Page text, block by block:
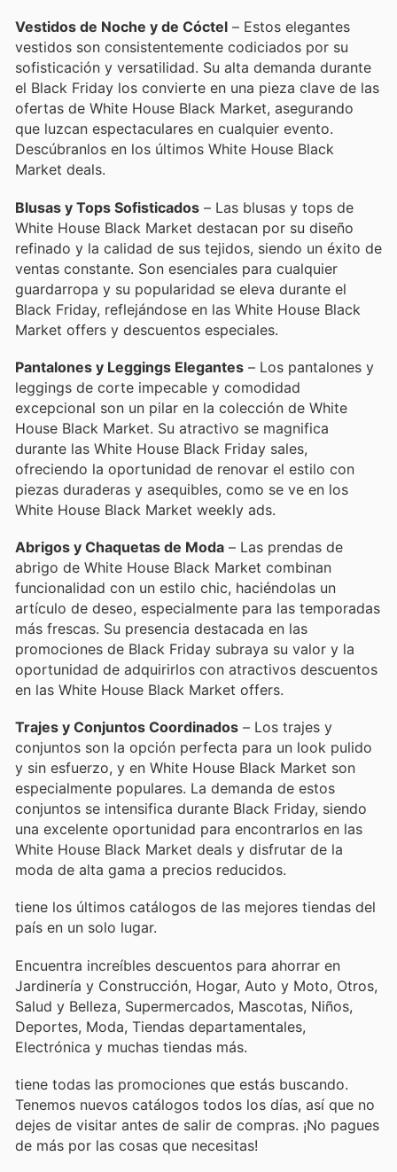
Vestidos de Noche y de Cóctel – Estos elegantes
vestidos son consistentemente codiciados por su
sofisticación y versatilidad. Su alta demanda durante
el Black Friday los convierte en una pieza clave de las
ofertas de White House Black Market, asegurando
que luzcan espectaculares en cualquier evento.
Descúbranlos en los últimos White House Black
Market deals.
Blusas y Tops Sofisticados – Las blusas y tops de
White House Black Market destacan por su diseño
refinado y la calidad de sus tejidos, siendo un éxito de
ventas constante. Son esenciales para cualquier
guardarropa y su popularidad se eleva durante el
Black Friday, reflejándose en las White House Black
Market offers y descuentos especiales.
Pantalones y Leggings Elegantes – Los pantalones y
leggings de corte impecable y comodidad
excepcional son un pilar en la colección de White
House Black Market. Su atractivo se magnifica
durante las White House Black Friday sales,
ofreciendo la oportunidad de renovar el estilo con
piezas duraderas y asequibles, como se ve en los
White House Black Market weekly ads.
Abrigos y Chaquetas de Moda – Las prendas de
abrigo de White House Black Market combinan
funcionalidad con un estilo chic, haciéndolas un
artículo de deseo, especialmente para las temporadas
más frescas. Su presencia destacada en las
promociones de Black Friday subraya su valor y la
oportunidad de adquirirlos con atractivos descuentos
en las White House Black Market offers.
Trajes y Conjuntos Coordinados – Los trajes y
conjuntos son la opción perfecta para un look pulido
y sin esfuerzo, y en White House Black Market son
especialmente populares. La demanda de estos
conjuntos se intensifica durante Black Friday, siendo
una excelente oportunidad para encontrarlos en las
White House Black Market deals y disfrutar de la
moda de alta gama a precios reducidos.
tiene los últimos catálogos de las mejores tiendas del
país en un solo lugar.
Encuentra increíbles descuentos para ahorrar en
Jardinería y Construcción, Hogar, Auto y Moto, Otros,
Salud y Belleza, Supermercados, Mascotas, Niños,
Deportes, Moda, Tiendas departamentales,
Electrónica y muchas tiendas más.
tiene todas las promociones que estás buscando.
Tenemos nuevos catálogos todos los días, así que no
dejes de visitar antes de salir de compras. ¡No pagues
de más por las cosas que necesitas!